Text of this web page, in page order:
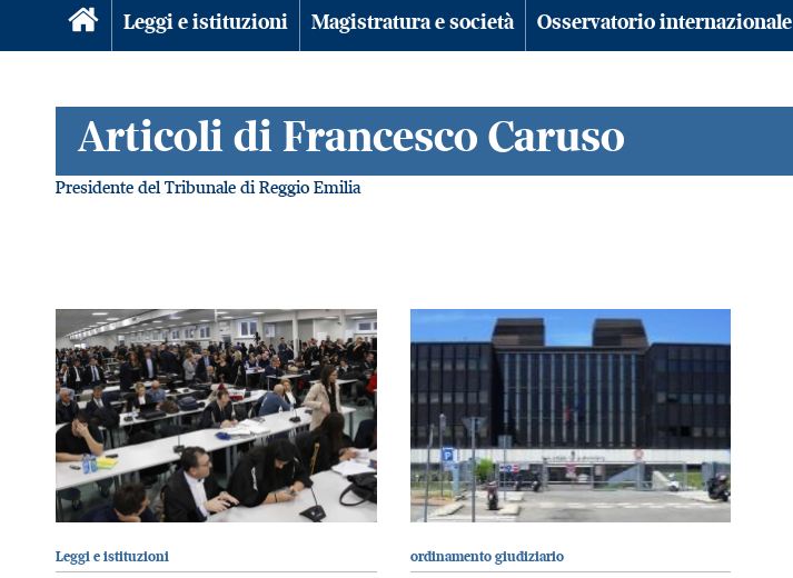
Leggi e istituzioni Magistratura e società Osservatorio internazionale
Articoli di Francesco Caruso
Presidente del Tribunale di Reggio Emilia
Leggi e istituzioni ordinamento giudiziario